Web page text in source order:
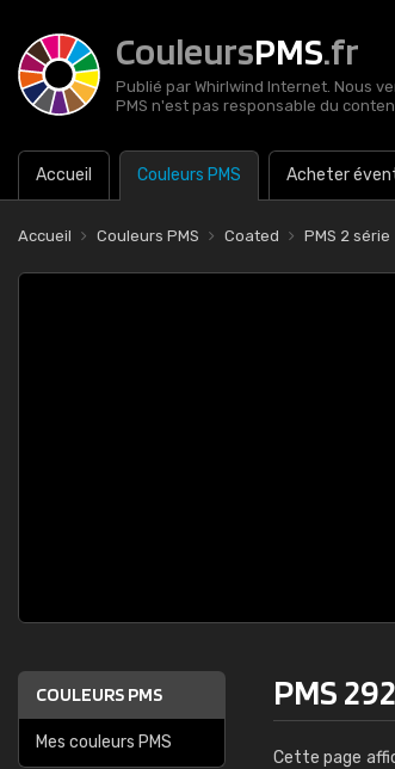
CouleursPMS.fr
Publié par Whirlwind Internet. Nous
PMS n'est pas responsable du
Accueil Couleurs PMS Acheter
Accueil Couleurs PMS Coated PMS 2 série
COULEURS PMS
Mes couleurs PMS
PMS
Cette page